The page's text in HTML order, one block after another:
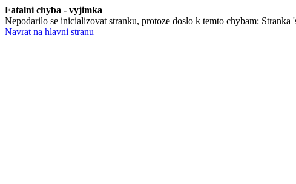
Fatalni chyba - vyjimka
Nepodarilo se inicializovat stranku, protoze doslo k temto chybam: Stranka
Navrat na hlavni stranu